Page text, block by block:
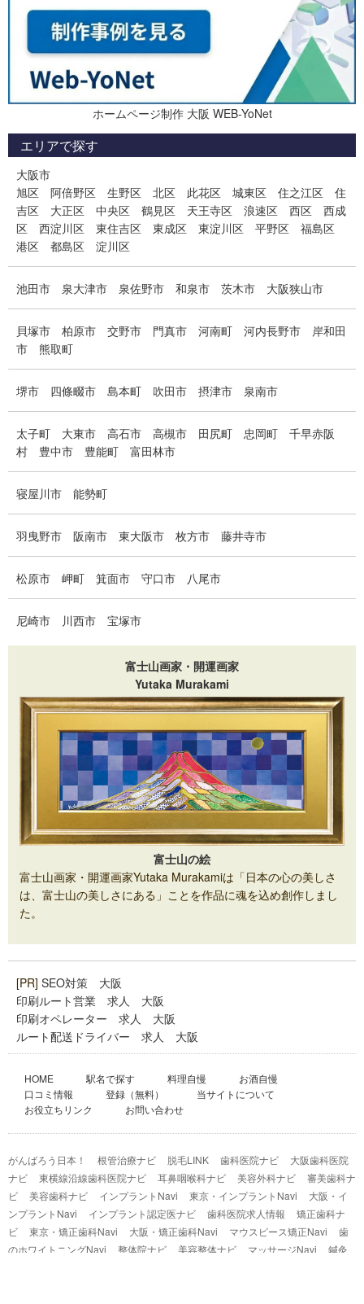
ホームページ制作 大阪 WEB-YoNet
エリアで探す
大阪市
旭区
阿倍野区 生野区 北区 此花区 城東区 住之江区
住
吉区
大正区 中央区 鶴見区 天王寺区 浪速区 西区
西成
区
西淀川区 東住吉区 東成区 東淀川区 平野区
福島区
港区
都島区 淀川区
池田市 泉大津市 泉佐野市 和泉市 茨木市 大阪狭山市
貝塚市 柏原市 交野市 門真市 河南町 河内長野市
岸和田
市
熊取町
堺市 四條畷市 島本町 吹田市 摂津市 泉南市
太子町 大東市 高石市 高槻市 田尻町 忠岡町
千早赤阪
村
豊中市 豊能町 富田林市
寝屋川市 能勢町
羽曳野市 阪南市 東大阪市 枚方市 藤井寺市
松原市 岬町 箕面市 守口市 八尾市
尼崎市 川西市 宝塚市
富士山画家・開運画家
Yutaka Murakami
富士山の絵
富士山画家・開運画家Yutaka Murakamiは「日本の心の美しさ
は、富士山の美しさにある」ことを作品に魂を込め創作しまし
た。
[PR] SEO対策 大阪
印刷ルート営業 求人 大阪
印刷オペレーター 求人 大阪
ルート配送ドライバー 求人 大阪
HOME 駅名で探す 料理自慢
お酒自慢
口コミ情報
登録（無料）
当サイトについて
お役立ちリンク
お問い合わせ
がんばろう日本！ 根管治療ナビ 脱毛LINK 歯科医院ナビ
大阪歯科医院
ナビ
東横線沿線歯科医院ナビ 耳鼻咽喉科ナビ 美容外科ナビ
審美歯科ナ
ビ
美容歯科ナビ インプラントNavi 東京・インプラントNavi
大阪・イ
ンプラントNavi
インプラント認定医ナビ 歯科医院求人情報
矯正歯科ナ
ビ
東京・矯正歯科Navi 大阪・矯正歯科Navi マウスピース矯正Navi
歯
のホワイトニングNavi
整体院ナビ 美容整体ナビ マッサージNavi
鍼灸